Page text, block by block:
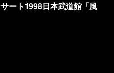
ート1998日本武道館「風